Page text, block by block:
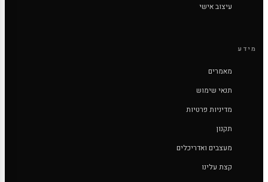
עיצוב אישי
מידע
מאמרים
תנאי שימוש
מדיניות פרטיות
תקנון
מעצבים ואדריכלים
קצת עלינו